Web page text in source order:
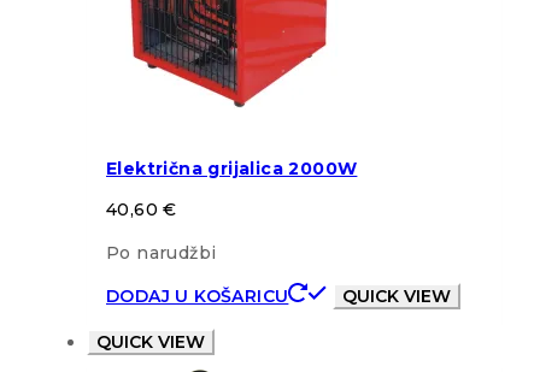
Električna grijalica 2000W
40,60€
Po narudžbi
DODAJ U KOŠARICU
QUICK VIEW
QUICK VIEW